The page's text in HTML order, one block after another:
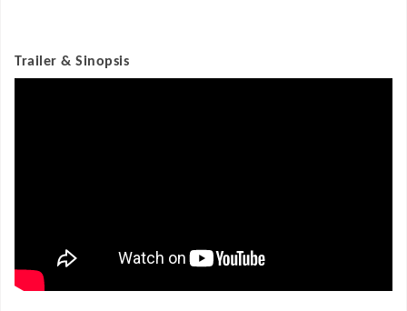
Trailer & Sinopsis